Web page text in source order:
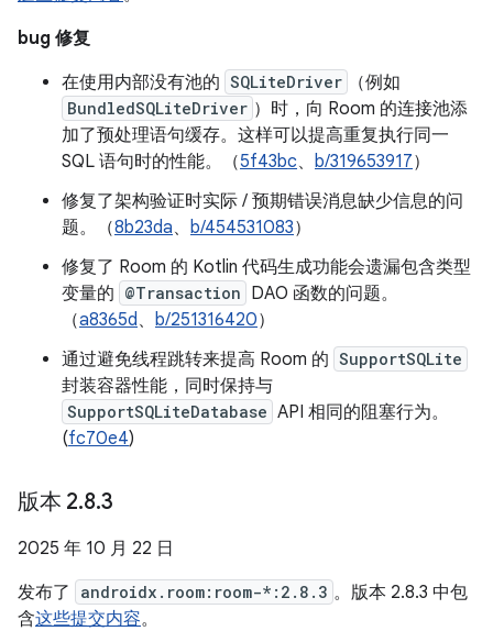
bug 修复
在使用内部没有池的 SQLiteDriver （例如
BundledSQLiteDriver ）时，向 Room 的连接池添
加了预处理语句缓存。这样可以提高重复执行同一
SQL 语句时的性能。（5f43bc、 b/319653917）
修复了架构验证时实际 / 预期错误消息缺少信息的问
题。（8b23da、 b/454531083）
修复了 Room 的 Kotlin 代码生成功能会遗漏包含类型
变量的 @Transaction DAO 函数的问题。
（a8365d、 b/251316420）
通过避免线程跳转来提高 Room 的 SupportSQLite
封装容器性能，同时保持与
SupportSQLiteDatabase API 相同的阻塞行为。
(fc70e4)
版本 2.8.3
2025 年 10 月 22 日
发布了
androidx.room:room-*:2.8.3 。版本 2.8.3 中包
含这些提交内容。